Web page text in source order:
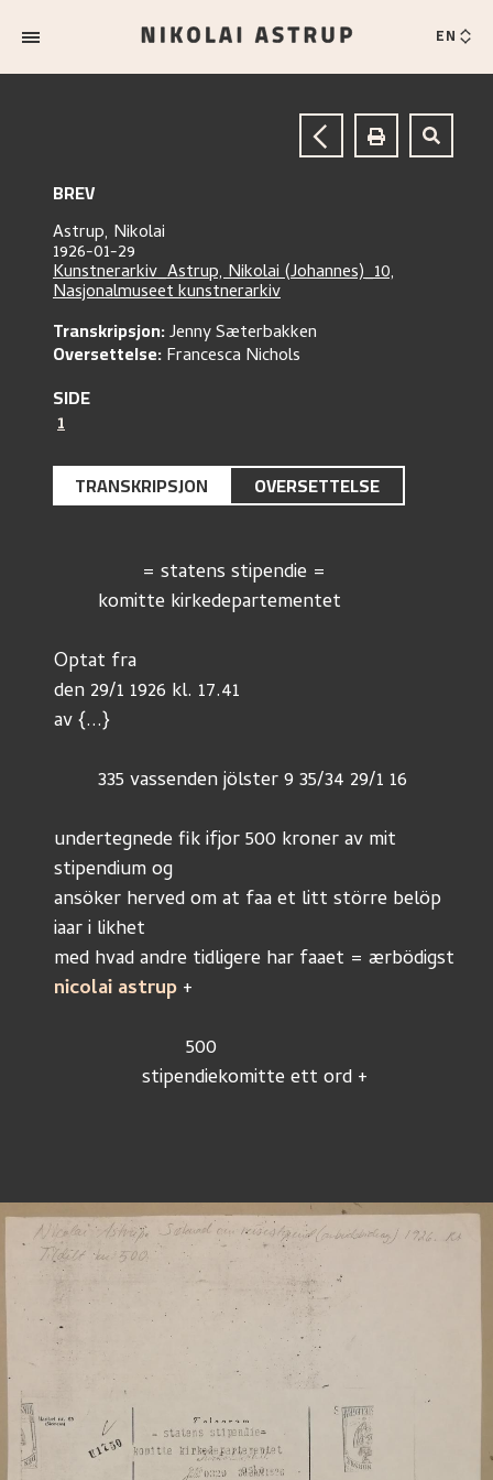
EN
BREV
Astrup, Nikolai
1926-01-29
Kunstnerarkiv_Astrup, Nikolai (Johannes)_10,
Nasjonalmuseet kunstnerarkiv
Transkripsjon:Jenny Sæterbakken
Oversettelse:Francesca Nichols
SIDE
1
TRANSKRIPSJON OVERSETTELSE
		= statens stipendie =
	komitte kirkedepartementet
Optat fra
den 29/1 1926 kl. 17.41
av {...}
	335 vassenden jölster 9 35/34 29/1 16
undertegnede fik ifjor 500 kroner av mit
stipendium og
ansöker herved om at faa et litt större belöp
iaar i likhet
med hvad andre tidligere har faaet = ærbödigst
nicolai astrup +
			500
		stipendiekomitte ett ord +